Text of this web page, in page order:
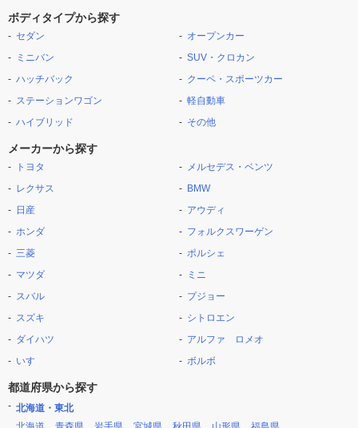
ボディタイプから探す
セダン
ミニバン
ハッチバック
ステーションワゴン
ハイブリッド
オープンカー
SUV・クロカン
クーペ・スポーツカー
軽自動車
その他
メーカーから探す
トヨタ
レクサス
日産
ホンダ
三菱
マツダ
スバル
スズキ
ダイハツ
いすゞ
メルセデス・ベンツ
BMW
アウディ
フォルクスワーゲン
ポルシェ
ミニ
プジョー
シトロエン
アルファ ロメオ
ボルボ
都道府県から探す
北海道・東北